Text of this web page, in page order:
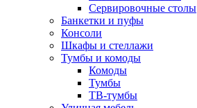
Сервировочные столы
Банкетки и пуфы
Консоли
Шкафы и стеллажи
Тумбы и комоды
Комоды
Тумбы
ТВ-тумбы